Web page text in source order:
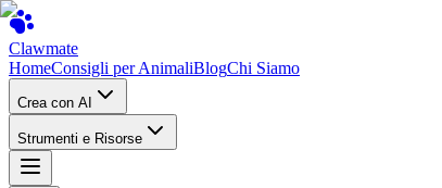
Clawmate
HomeConsigli per AnimaliBlogChi Siamo
Crea con AI
Strumenti e Risorse